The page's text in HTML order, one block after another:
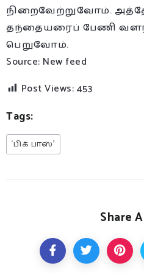
நிறைவேற்றுவோம்.
தந்தையரைப் பேணி
பெறுவோம்.
Source: New feed
Post Views:453
Tags:
‘பிக் பாஸ்’
Share